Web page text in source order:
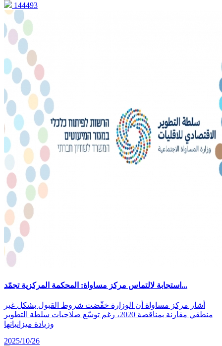
144493
استجابة لالتماس مركز مساواة: المحكمة المركزية تجمّد...
أشار مركز مساواة أن الوزارة خفّضت شروط القبول بشكل غير
منطقي مقارنة بمناقصة 2020، رغم توسّع صلاحيات سلطة التطوير
وزيادة ميزانياتها
2025/10/26